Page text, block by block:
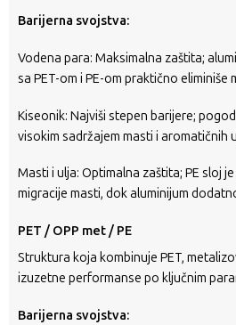
Barijerna svojstva:
Vodena para: Maksimalna zaštita;
sa PET-om i PE-om praktično eliminiše
Kiseonik: Najviši stepen barijere;
visokim sadržajem masti i aromatičnih
Masti i ulja: Optimalna zaštita; PE sloj
migracije masti, dok aluminijum
PET / OPP met / PE
Struktura koja kombinuje PET,
izuzetne performanse po ključnim
Barijerna svojstva: